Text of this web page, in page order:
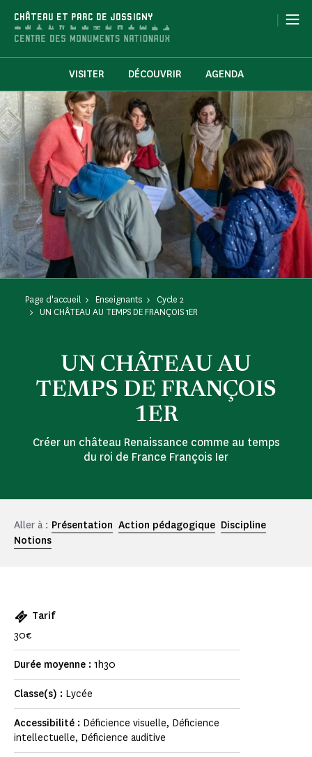
CHÂTEAU ET PARC DE JOSSIGNY |
VISITER DÉCOUVRIR AGENDA
Page d'accueil Enseignants
Cycle 2
UN CHÂTEAU AU TEMPS DE FRANÇOIS 1ER
UN CHÂTEAU AU
TEMPS DE FRANÇOIS
1ER
Créer un château Renaissance comme au temps
du roi de France François Ier
Aller à : Présentation Action pédagogique Discipline
Notions
Tarif
30€
Durée moyenne : 1h30
Classe(s) : Lycée
Accessibilité : Déficience visuelle, Déficience
intellectuelle, Déficience auditive